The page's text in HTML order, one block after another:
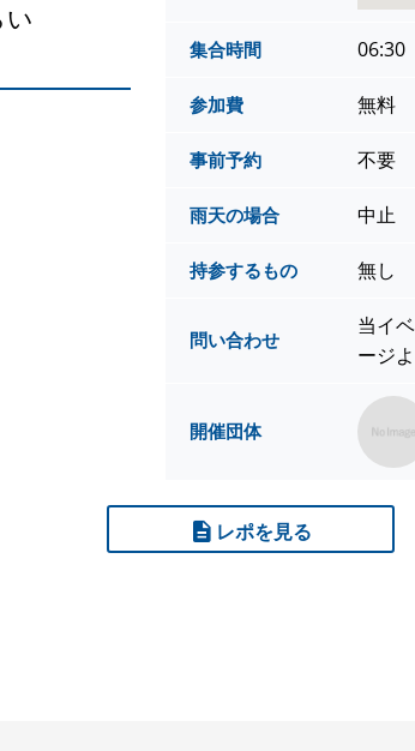
集合時間 06:30
参加費 無料
事前予約 不要
雨天の場合 中止
持参するもの 無し
問い合わせ
当イ
ージ
開催団体
レポを見る